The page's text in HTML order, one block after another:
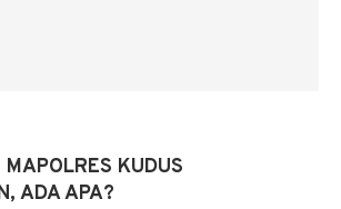
KUDUS
ADA APA?